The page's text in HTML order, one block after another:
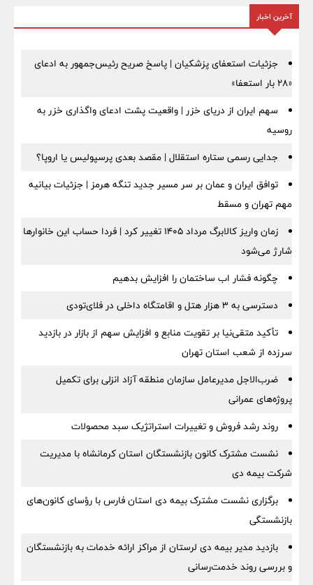
آخرین اخبار
جزئیات استعفای پزشکیان | پاسخ صریح رئیس‌جمهور به ادعای
«۲۸ بار استعفا»
سهم ایران از دریای خزر | واقعیت پشت ادعای واگذاری خزر به
روسیه
جدایی رسمی ستاره استقلال | مقصد بعدی پرسپولیس یا اروپا؟
توافق ایران و عمان بر سر مسیر جدید تنگه هرمز | جزئیات بیانیه
مهم تهران و مسقط
زمان واریز کالابرگ مرداد ۱۴۰۵ تغییر کرد | فردا حساب این خانوارها
شارژ می‌شود
چگونه فشار اب ساختمان را افزایش بدهیم
دسترسی به ۳ هزار هتل و اقامتگاه داخلی در فلای‌تودی
تأکید متقی‌نیا بر تقویت منابع و افزایش سهم از بازار در بازدید
سرزده از شعب استان تهران
ضرب‌الاجل مدیرعامل سازمان منطقه آزاد انزلی برای تكمیل
پروژه‌های عمرانی
روند رشد فروش و تغییرات استراتژیک سبد محصولات
نشست مشترک کانون بازنشستگان استان کرمانشاه با مدیریت
شرکت بیمه دی
برگزاری نشست مشترک بیمه دی استان فارس با رؤسای کانون‌های
بازنشستگی
بازدید مدیر بیمه دی لرستان از مراکز ارائه خدمات به بازنشستگان
و بررسی روند خدمت‌رسانی